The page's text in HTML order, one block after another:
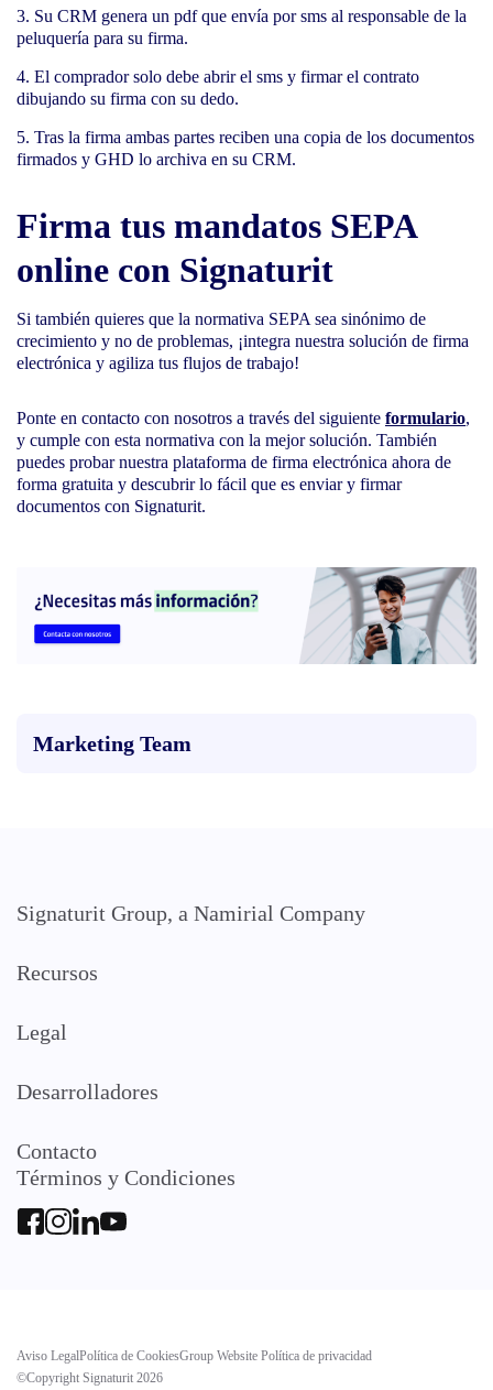
Su CRM genera un pdf que envía por sms al responsable de la
peluquería para su firma.
El comprador solo debe abrir el sms y firmar el contrato
dibujando su firma con su dedo.
Tras la firma ambas partes reciben una copia de los documentos
firmados y GHD lo archiva en su CRM.
Firma tus mandatos SEPA
online con Signaturit
Si también quieres que la normativa SEPA sea sinónimo de
crecimiento y no de problemas, ¡integra nuestra solución de firma
electrónica y agiliza tus flujos de trabajo!
Ponte en contacto con nosotros a través del siguiente formulario,
y cumple con esta normativa con la mejor solución. También
puedes probar nuestra plataforma de firma electrónica ahora de
forma gratuita y descubrir lo fácil que es enviar y firmar
documentos con Signaturit.
Marketing Team
Signaturit Group, a Namirial Company
Recursos
Legal
Desarrolladores
Contacto
Términos y Condiciones
Aviso LegalPolítica de CookiesGroup Website Política de privacidad
©Copyright Signaturit 2026